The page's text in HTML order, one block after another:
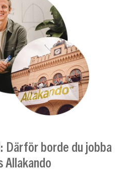
Därför borde du jobba
Allakando